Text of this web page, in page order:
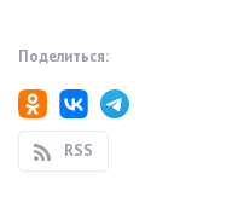
Поделиться:
RSS